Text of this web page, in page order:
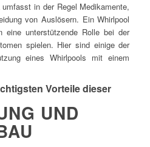
in der Regel Medikamente,
von Auslösern. Ein Whirlpool
eine unterstützende Rolle bei der
spielen. Hier sind einige der
eines Whirlpools mit einem
Vorteile dieser
UND